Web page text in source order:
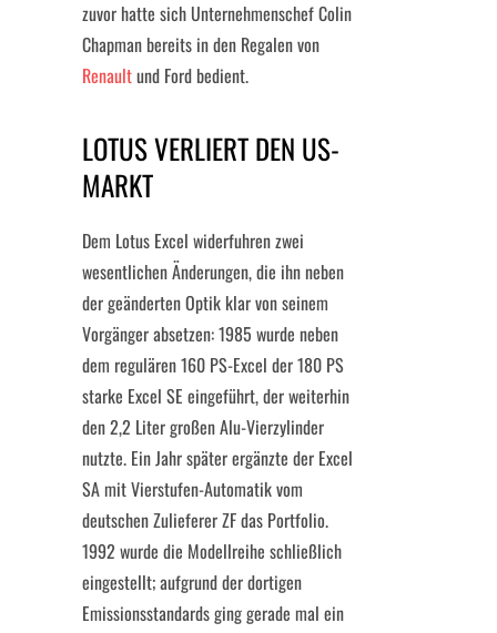
zuvor hatte sich Unternehmenschef Colin
Chapman bereits in den Regalen von
Renaultund Ford bedient.
LOTUS VERLIERT DEN US-
MARKT
Dem Lotus Excel widerfuhren zwei
wesentlichen Änderungen, die ihn neben
der geänderten Optik klar von seinem
Vorgänger absetzen: 1985 wurde neben
dem regulären 160 PS-Excel der 180 PS
starke Excel SE eingeführt, der weiterhin
den 2,2 Liter großen Alu-Vierzylinder
nutzte. Ein Jahr später ergänzte der Excel
SA mit Vierstufen-Automatik vom
deutschen Zulieferer ZF das Portfolio.
1992 wurde die Modellreihe schließlich
eingestellt; aufgrund der dortigen
Emissionsstandards ging gerade mal ein